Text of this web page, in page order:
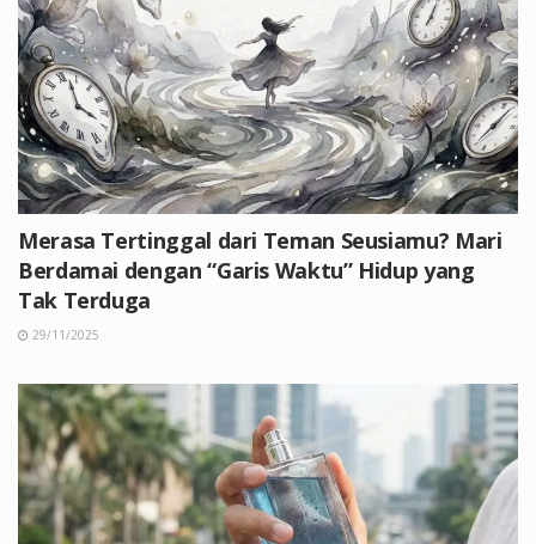
Merasa Tertinggal dari Teman Seusiamu? Mari
Berdamai dengan “Garis Waktu” Hidup yang
Tak Terduga
29/11/2025